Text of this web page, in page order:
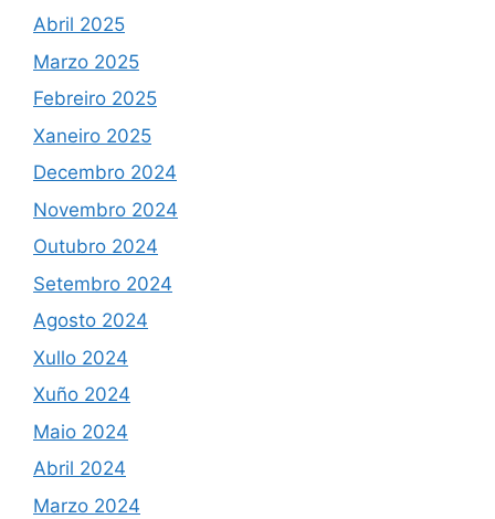
Abril 2025
Marzo 2025
Febreiro 2025
Xaneiro 2025
Decembro 2024
Novembro 2024
Outubro 2024
Setembro 2024
Agosto 2024
Xullo 2024
Xuño 2024
Maio 2024
Abril 2024
Marzo 2024